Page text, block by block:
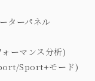
ターパネル
ーマンス分析)
Sport+モード)